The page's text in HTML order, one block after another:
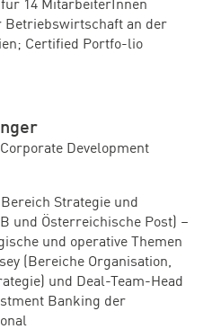
14 MitarbeiterInnen
Betriebswirtschaft an der
Certified Portfo-lio
Development
Strategie und
und Österreichische Post) –
und operative Themen
(Bereiche Organisation,
und Deal-Team-Head
Banking der